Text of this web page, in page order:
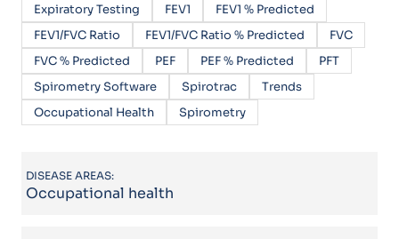
Expiratory Testing
FEV1
FEV1 % Predicted
FEV1/FVC Ratio
FEV1/FVC Ratio % Predicted
FVC
FVC % Predicted
PEF PEF % Predicted
PFT
Spirometry Software
Spirotrac
Trends
Occupational Health
Spirometry
DISEASE AREAS:
Occupational health